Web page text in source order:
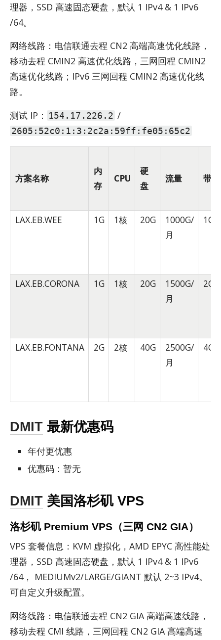
理器，SSD 高速固态硬盘，默认 1 IPv4 & 1 IPv6
/64。
网络线路：电信联通去程 CN2 高端高速优化线路，
移动去程 CMIN2 高速优化线路，三网回程 CMIN2
高速优化线路；IPv6 三网回程 CMIN2 高速优化线
路。
测试 IP：
154.17.226.2 /
2605:52c0:1:3:2c2a:59ff:fe05:65c2
方案名称
内
存
CPU
硬
盘
流量 带宽
LAX.EB.WEE 1G 1核 20G
1000G/
月
LAX.EB.CORONA 1G 1核 20G
1500G/
月
LAX.EB.FONTANA 2G 2核 40G
2500G/
月
DMIT 最新优惠码
年付更优惠
优惠码：暂无
DMIT 美国洛杉矶 VPS
洛杉矶 Premium VPS（三网 CN2 GIA）
VPS 套餐信息：KVM 虚拟化，AMD EPYC 高性能处
理器，SSD 高速固态硬盘，默认 1 IPv4 & 1 IPv6
/64， MEDI­UMv2/​LARGE/​GI­ANT 默认 2~3 IPv4。
可自定义升级配置。
网络线路：电信联通去程 CN2 GIA 高端高速线路，
移动去程 CMI 线路，三网回程 CN2 GIA 高端高速